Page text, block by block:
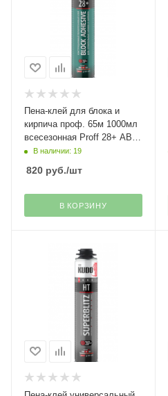
Пена-клей для блока и
кирпича проф. 65м 1000мл
всесезонная Proff 28+ ABL
Kudo(12)
В наличии: 19
820 руб./шт
В КОРЗИНУ